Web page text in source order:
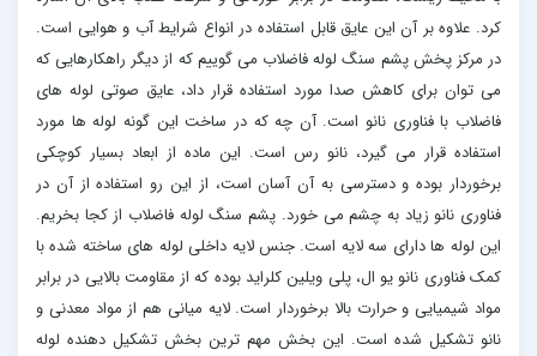
کرد. علاوه بر آن این عایق قابل استفاده در انواع شرایط آب و هوایی است.
در مرکز پخش پشم سنگ لوله فاضلاب می گوییم که از دیگر راهكارهایی كه
می توان برای كاهش صدا مورد استفاده قرار داد، عایق صوتی لوله های
فاضلاب با فناوری نانو است. آن چه كه در ساخت این گونه لوله ها مورد
استفاده قرار می گیرد، نانو رس است. این ماده از ابعاد بسيار کوچکی
برخوردار بوده و دسترسی به آن آسان است، از این رو استفاده از آن در
فناوری نانو زياد به چشم می خورد. پشم سنگ لوله فاضلاب از کجا بخریم.
این لوله ها دارای سه لایه است. جنس لایه داخلی لوله های ساخته شده با
کمک فناوری نانو یو ال، پلی ویلین کلراید بوده كه از مقاومت بالایی در برابر
مواد شیميایی و حرارت بالا برخوردار است. لایه ميانی هم از مواد معدنی و
نانو تشکیل شده است. این بخش مهم ترین بخش تشکیل دهنده لوله